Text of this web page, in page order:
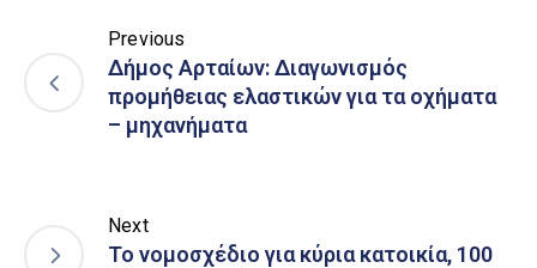
Previous
Δήμος Αρταίων: Διαγωνισμός
προμήθειας ελαστικών για τα οχήματα
– μηχανήματα
Next
Το νομοσχέδιο για κύρια κατοικία, 100